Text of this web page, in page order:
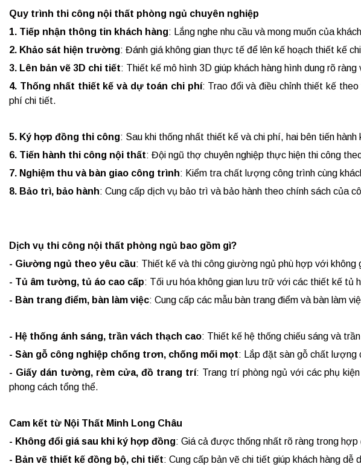
Quy trình thi công nội thất phòng ngủ chuyên nghiệp
1. Tiếp nhận thông tin khách hàng: Lắng nghe nhu cầu và mong muốn của
2. Khảo sát hiện trường: Đánh giá không gian thực tế để lên kế hoạch thiết kế
3. Lên bản vẽ 3D chi tiết: Thiết kế mô hình 3D giúp khách hàng hình dung rõ
4. Thống nhất thiết kế và dự toán chi phí: Trao đổi và điều chỉnh thiết kế
phí chi tiết.
5. Ký hợp đồng thi công: Sau khi thống nhất thiết kế và chi phí, hai bên tiến
6. Tiến hành thi công nội thất: Đội ngũ thợ chuyên nghiệp thực hiện thi công
7. Nghiệm thu và bàn giao công trình: Kiểm tra chất lượng công trình cùng
8. Bảo trì, bảo hành: Cung cấp dịch vụ bảo trì và bảo hành theo chính sách của
Dịch vụ thi công nội thất phòng ngủ bao gồm gì?
- Giường ngủ theo yêu cầu: Thiết kế và thi công giường ngủ phù hợp với không
- Tủ âm tường, tủ áo cao cấp: Tối ưu hóa không gian lưu trữ với các thiết kế tủ
- Bàn trang điểm, bàn làm việc: Cung cấp các mẫu bàn trang điểm và bàn làm
- Hệ thống ánh sáng, trần vách thạch cao: Thiết kế hệ thống chiếu sáng và
- Sàn gỗ công nghiệp chống trơn, chống mối mọt: Lắp đặt sàn gỗ chất lượng
- Giấy dán tường, rèm cửa, đồ trang trí: Trang trí phòng ngủ với các phụ
phong cách tổng thể.
Cam kết từ Nội Thất Minh Long Châu
- Không đổi giá sau khi ký hợp đồng: Giá cả được thống nhất rõ ràng trong
- Bản vẽ thiết kế đồng bộ, chi tiết: Cung cấp bản vẽ chi tiết giúp khách hàng dễ